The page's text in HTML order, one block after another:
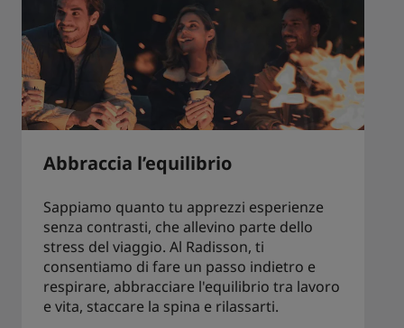
Abbraccia l’equilibrio
Sappiamo quanto tu apprezzi esperienze
senza contrasti, che allevino parte dello
stress del viaggio. Al Radisson, ti
consentiamo di fare un passo indietro e
respirare, abbracciare l'equilibrio tra lavoro
e vita, staccare la spina e rilassarti.